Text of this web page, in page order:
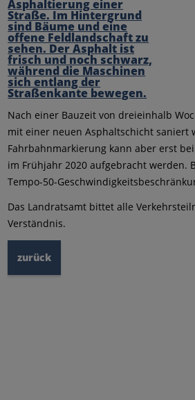
Nach einer Bauzeit von dreieinhalb
mit einer neuen Asphaltschicht saniert
Fahrbahnmarkierung kann aber erst
im Frühjahr 2020 aufgebracht werden.
Tempo-50-
Das Landratsamt bittet alle
Verständnis.
zurück